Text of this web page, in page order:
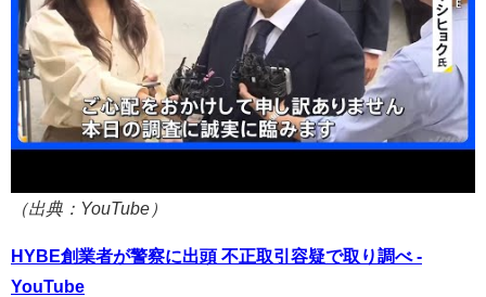
（出典：YouTube）
HYBE創業者が警察に出頭 不正取引容疑で取り調べ -
YouTube